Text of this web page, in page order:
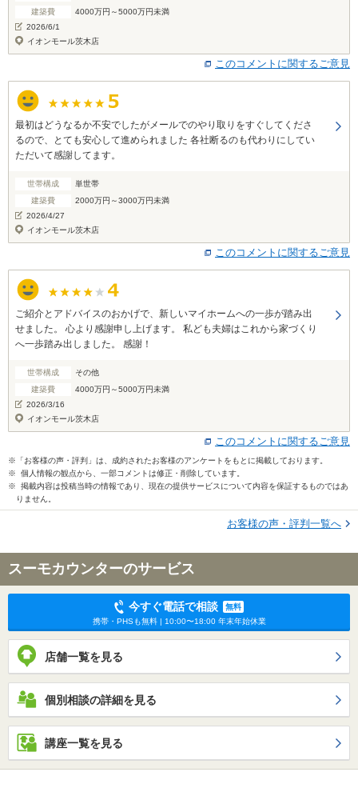
建築費
4000万円～5000万円未満
2026/6/1
イオンモール茨木店
このコメントに関するご意見
最初はどうなるか不安でしたがメールでのやり取りをすぐしてくださ
るので、とても安心して進められました 各社断るのも代わりにしてい
ただいて感謝してます。
世帯構成
単世帯
建築費
2000万円～3000万円未満
2026/4/27
イオンモール茨木店
このコメントに関するご意見
ご紹介とアドバイスのおかげで、新しいマイホームへの一歩が踏み出
せました。 心より感謝申し上げます。 私ども夫婦はこれから家づくり
へ一歩踏み出しました。 感謝！
世帯構成
その他
建築費
4000万円～5000万円未満
2026/3/16
イオンモール茨木店
このコメントに関するご意見
※「お客様の声・評判」は、成約されたお客様のアンケートをもとに掲載しております。
※ 個人情報の観点から、一部コメントは修正・削除しています。
※ 掲載内容は投稿当時の情報であり、現在の提供サービスについて内容を保証するものではあ
りません。
お客様の声・評判一覧へ
スーモカウンターのサービス
今すぐ電話で相談
無料
携帯・PHSも無料 | 10:00〜18:00 年末年始休業
店舗一覧を見る
個別相談の詳細を見る
講座一覧を見る